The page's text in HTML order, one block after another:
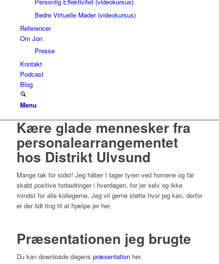
Bedre Virtuelle Møder (videokursus)
Referencer
Om Jon
Presse
Kontakt
Podcast
Blog
Menu
Kære glade mennesker fra
personalearrangementet
hos Distrikt Ulvsund
Mange tak for sidst! Jeg håber I tager tyren ved hornene og får
skabt positive forbedringer i hverdagen, for jer selv og ikke
mindst for alle kollegerne. Jeg vil gerne støtte hvor jeg kan, derfor
er der lidt ting til at hjælpe jer her.
Præsentationen jeg brugte
Du kan downloade dagens præsentationher.